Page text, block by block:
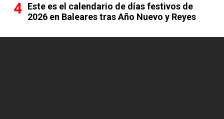
Este es el calendario de días festivos de
2026 en Baleares tras Año Nuevo y Reyes